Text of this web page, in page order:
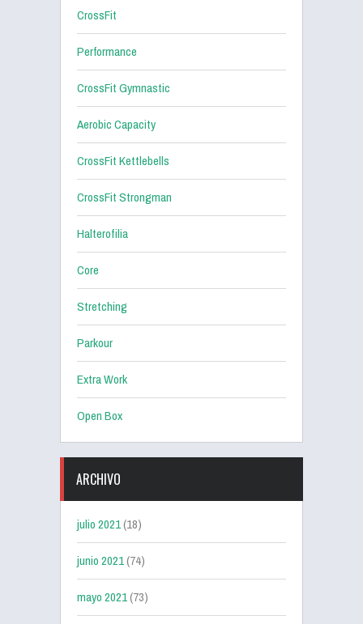
CrossFit
Performance
CrossFit Gymnastic
Aerobic Capacity
CrossFit Kettlebells
CrossFit Strongman
Halterofilia
Core
Stretching
Parkour
Extra Work
Open Box
ARCHIVO
julio 2021(18)
junio 2021(74)
mayo 2021(73)